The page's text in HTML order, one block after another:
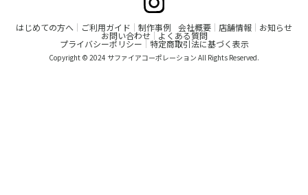
はじめての方へ ご利用ガイド 制作事例 会社概要 店舗情報 お知らせ
お問い合わせ よくある質問
プライバシーポリシー 特定商取引法に基づく表示
Copyright © 2024 サファイアコーポレーション All Rights Reserved.